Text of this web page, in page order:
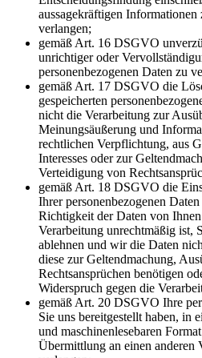
aussagekräftigen Informationen
verlangen;
gemäß Art. 16 DSGVO
unrichtiger oder
personenbezogenen Daten zu
gemäß Art. 17 DSGVO die
gespeicherten
nicht die Verarbeitung zur
Meinungsäußerung und
rechtlichen Verpflichtung, aus
Interesses oder zur
Verteidigung von
gemäß Art. 18 DSGVO die
Ihrer personenbezogenen
Richtigkeit der Daten von
Verarbeitung unrechtmäßig ist,
ablehnen und wir die Daten
diese zur Geltendmachung,
Rechtsansprüchen benötigen
Widerspruch gegen die
gemäß Art. 20 DSGVO Ihre
Sie uns bereitgestellt haben, in
und maschinenlesebaren
Übermittlung an einen anderen